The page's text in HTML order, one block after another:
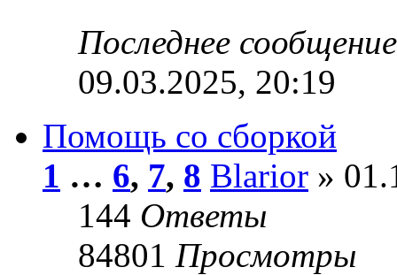
Последнее
09.03.2025, 20:19
Помощь со сборкой
1 … 6, 7, 8 Blarior »
144 Ответы
84801 Просмотры